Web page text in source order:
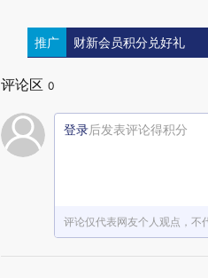
推广 财新会员积分兑好礼
评论区 0
登录后发表评论得积分
评论仅代表网友个人观点，不